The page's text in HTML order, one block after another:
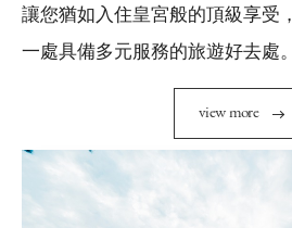
讓您猶如入住皇宮般的頂級享受，
一處具備多元服務的旅遊好去處。
viewmore